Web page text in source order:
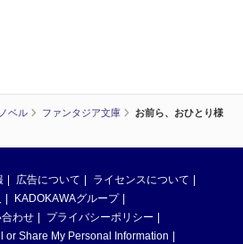
ベル ファンタジア文庫
お前ら、おひとり様
広告について
ライセンスについて
KADOKAWAグループ
わせ
プライバシーポリシー
or Share My Personal Information